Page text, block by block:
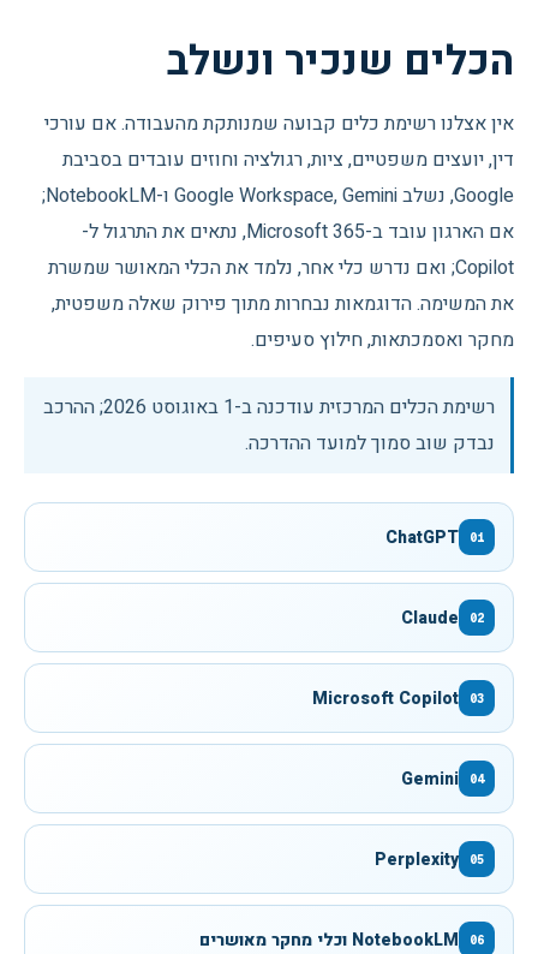
הכלים שנכיר ונשלב
אין אצלנו רשימת כלים קבועה שמנותקת מהעבודה. אם עורכי
דין, יועצים משפטיים, ציות, רגולציה וחוזים עובדים בסביבת
Google, נשלב Google Workspace, Gemini ו-NotebookLM;
אם הארגון עובד ב-Microsoft 365, נתאים את התרגול ל-
Copilot; ואם נדרש כלי אחר, נלמד את הכלי המאושר שמשרת
את המשימה. הדוגמאות נבחרות מתוך פירוק שאלה משפטית,
מחקר ואסמכתאות, חילוץ סעיפים.
רשימת הכלים המרכזית עודכנה ב-1 באוגוסט 2026
; ההרכב
נבדק שוב סמוך למועד ההדרכה.
01
ChatGPT
02
Claude
03
Microsoft Copilot
04
Gemini
05
Perplexity
06 NotebookLM וכלי מחקר מאושרים